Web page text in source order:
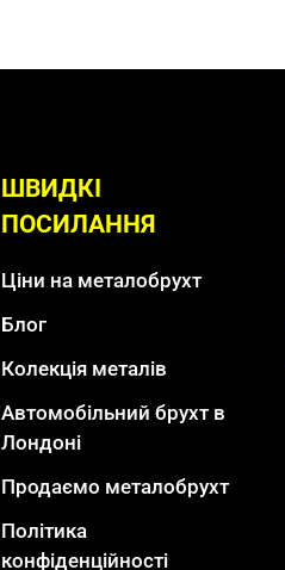
ШВИДКІ
ПОСИЛАННЯ
Ціни на металобрухт
Блог
Колекція металів
Автомобільний брухт в
Лондоні
Продаємо металобрухт
Політика
конфіденційності